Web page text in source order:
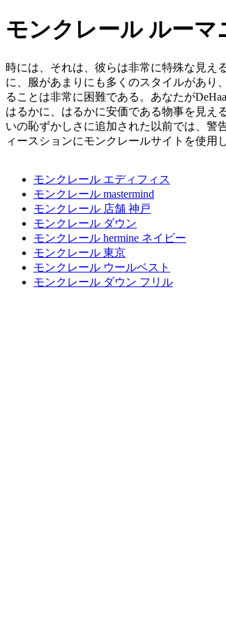
モンクレール ルーマ
時には、それは、彼らは非常に特殊な見え
に、服があまりにも多くのスタイルがあり
ることは非常に困難である。あなたが
はるかに、はるかに安価である物事を見え
いの恥ずかしさに追加された以前では、警
ィースションにモンクレールサイトを使用
モンクレール エディフィス
モンクレール mastermind
モンクレール 店舗 神戸
モンクレール ダウン
モンクレール hermine ネイビー
モンクレール 東京
モンクレール ウールベスト
モンクレール ダウン フリル